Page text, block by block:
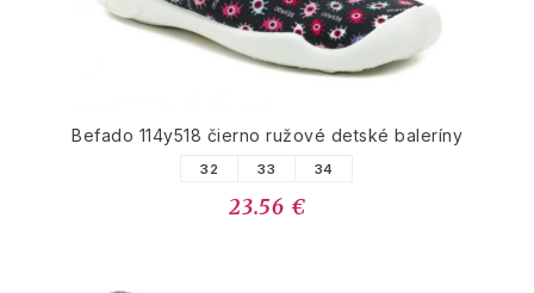
Befado 114y518 čierno ružové detské baleríny
32 33 34
23.56 €